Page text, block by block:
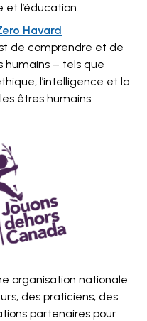
et l’éducation.
de comprendre et de
humains – tels que
l’intelligence et la
êtres humains.
organisation nationale
des praticiens, des
partenaires pour